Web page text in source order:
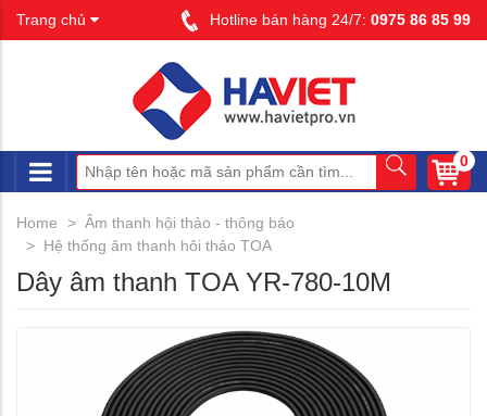
Trang chủ Hotline bán hàng 24/7: 0975 86 85 99
0
Home
Âm thanh hội thảo - thông báo
Hệ thống âm thanh hôi thảo TOA
Dây âm thanh TOA YR-780-10M